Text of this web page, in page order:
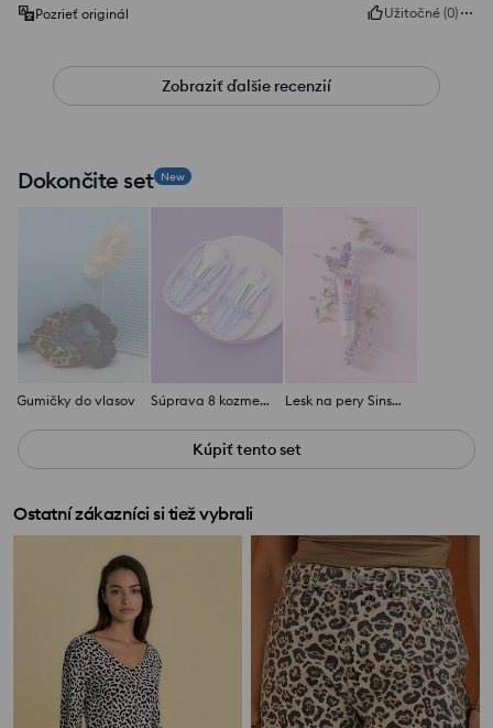
Pozrieť originál
Užitočné (0)
Zobraziť ďalšie recenzií
Dokončite set New
Gumičky do vlasov Súprava 8 kozmetických štetcov Lesk na pery Sinsay x Avon
Kúpiť tento set
Ostatní zákazníci si tiež vybrali